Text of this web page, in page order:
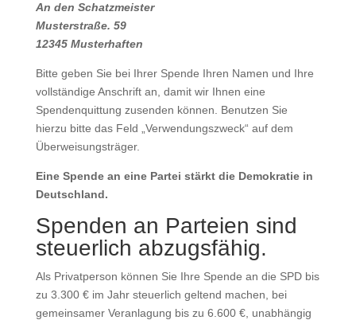
An den Schatzmeister
Musterstraße. 59
12345 Musterhaften
Bitte geben Sie bei Ihrer Spende Ihren Namen und Ihre
vollständige Anschrift an, damit wir Ihnen eine
Spendenquittung zusenden können. Benutzen Sie
hierzu bitte das Feld „Verwendungszweck“ auf dem
Überweisungsträger.
Eine Spende an eine Partei stärkt die Demokratie in
Deutschland.
Spenden an Parteien sind
steuerlich abzugsfähig.
Als Privatperson können Sie Ihre Spende an die SPD bis
zu 3.300 € im Jahr steuerlich geltend machen, bei
gemeinsamer Veranlagung bis zu 6.600 €, unabhängig